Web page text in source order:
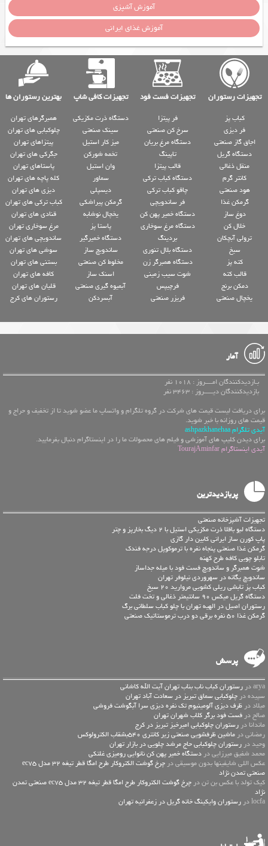
آموزش آشپزی
آموزش غذای ایرانی
تجهیزات رستوران تجهیزات فست فود تجهیزات کافی شاپ بهترین رستوران ها
کباب پز
فر دیزی
اجاق گاز صنعتی
دستگاه گریل
منقل ذغالی
کانتر گرم
هود صنعتی
گرمکن غذا
دوغ ساز
خلال کن
ترولی آبچکان
سیخ
کته پز
قالب کته
دمکن برنج
یخچال صنعتی
فر پیتزا
سرخ کن صنعتی
دستگاه مرغ بریان
تاپینگ
قالب پیتزا
دستگاه کباب ترکی
چاقو کباب ترکی
فر ساندویچی
دستگاه خمیر پهن کن
دستگاه مرغ سوخاری
بردینگ
دستگاه بلال تنوری
دستگاه همبرگر زن
شوت سیب زمینی
فرچیپس
فریزر صنعتی
دستگاه ذرت مکزیکی
سینک صنعتی
میز کار استیل
تخمه شورکن
وان استیل
سماور
دیسپلی
گرمکن پیراشکی
یخچال نوشابه
پاستا پز
دستگاه خمیرگیر
ساندویچ ساز
مخلوط کن صنعتی
اسنک ساز
آبمیوه گیری صنعتی
آبسردکن
همبرگرهای تهران
چلوکبابی های تهران
پیتزاهای تهران
جگرکی های تهران
پاستاهای تهران
کله پاچه های تهران
دیزی های تهران
کباب ترکی های تهران
قنادی های تهران
مرغ سوخاری تهران
ساندویچی های تهران
سوشی های تهران
بستنی های تهران
کافه های تهران
قلیان های تهران
رستوران های کرج
آمار
بـازدیدکنندگان امــــروز : 1018 نفر
بازدیدکنندگان دیـــــروز : 3463 نفر
برای دریافت لیست قیمت های شرکت در گروه تلگرام و واتساپ ما عضو شوید تا از تخفیف و حراج و
قیمت های روزانه با خبر شوید.
آیدی تلگرام ashpazkhanehaa
برای دیدن کلیپ های آموزشی و فیلم های محصولات ما را در اینستاگرام دنبال بفرمایید.
آیدی اینستاگرام TourajAminfar
پربازدیدترین
تجهیزات آشپزخانه صنعتی
دستگاه لبو باقلا ذرت مکزیکی استیل با 2 دیگ بخارپز و چتر
پاپ کورن ساز ایرانی کابین دار گازی
گرمکن غذا صنعتی پنجاه نفره با ترموکوپل درجه فندک
تابلو چوبی کافه طرح کهنه
شوت همبرگر و ساندویچ فست فود با میله جداساز
ساندویچ یگانه در سهروردی نیلوفر تهران
کباب پز تابشی ریلی کشویی مروارید 20 سیخ
دستگاه گریل میکس 90 سانتیمتر ذغالی و تخت فلت‬‎
رستوران اصیل در الهیه تهران با چلو کباب سلطانی برگ
گرمکن غذا 50 نفره برقی دو درب ترموستاتیک صنعتی
پرسش
arya در
رستوران کباب ناب بناب تهران آیت الله کاشانی
سپیده در چلوکبابی سماق تبریز در سعادت آباد تهران
میلاد در ظرف دیزی آلومینیوم تک نفره دیزی سرا آبگوشت فروشی
صالح در فست فود برگر کلاب شهران تهران
ماندانا در رستوران چلوکبابی امیرخیز تبریز در کرج
رمضانی در ماشین ظرفشویی صنعتی زیر کانتری 540بشقاب الکترولوکس
وحید در رستوران چلوکبابی حاج مرشد چلویی در بازار تهران
محمد شفیق میرزایی در دستگاه خمیر پهن کن نانوایی رومیزی غلتکی
عكس اللي شايفينها بدون موسيقى در
چرخ گوشت الکتروکار طرح امگا قطر تیغه 32 مدل ec75
صنعتی تمدن نژاد
کیک تولد با عکس بن تن در
چرخ گوشت الکتروکار طرح امگا قطر تیغه 32 مدل ec75 صنعتی تمدن
نژاد
locfa در
رستوران وایکینگ خانه گریل در زعفرانیه تهران